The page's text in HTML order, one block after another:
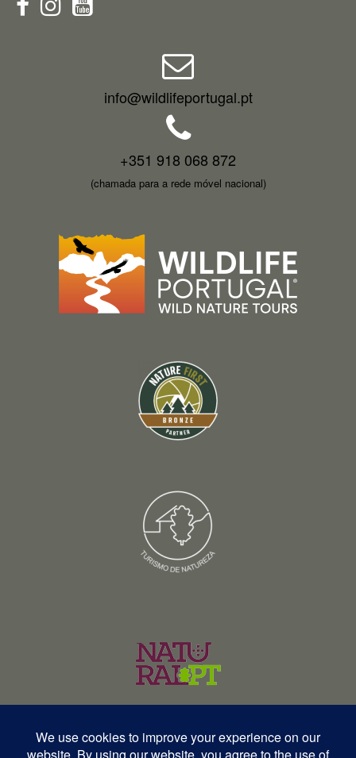
info@wildlifeportugal.pt
+351 918 068 872
(chamada para a rede móvel nacional)
RNAVT 12577 | RNAAT 369/2025